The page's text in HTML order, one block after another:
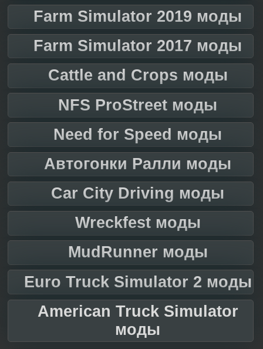
Farm Simulator 2019 моды
Farm Simulator 2017 моды
Cattle and Crops моды
NFS ProStreet моды
Need for Speed моды
Автогонки Ралли моды
Car City Driving моды
Wreckfest моды
MudRunner моды
Euro Truck Simulator 2 моды
American Truck Simulator
моды